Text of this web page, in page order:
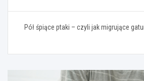
Pół śpiące ptaki – czyli jak migrujące